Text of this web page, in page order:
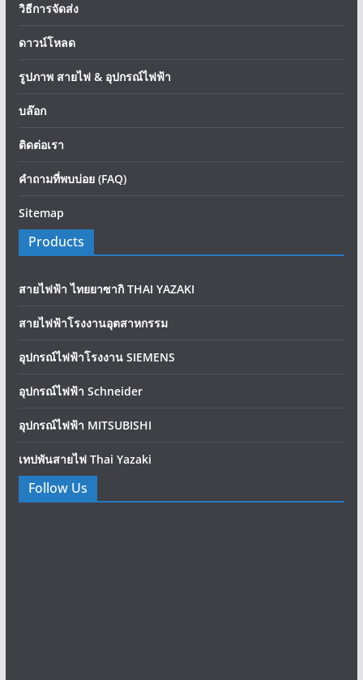
วิธีการจัดส่ง
ดาวน์โหลด
รูปภาพ สายไฟ & อุปกรณ์ไฟฟ้า
บล๊อก
ติดต่อเรา
คำถามที่พบบ่อย (FAQ)
Sitemap
Products
สายไฟฟ้า ไทยยาซากิ THAI YAZAKI
สายไฟฟ้าโรงงานอุตสาหกรรม
อุปกรณ์ไฟฟ้าโรงงาน SIEMENS
อุปกรณ์ไฟฟ้า Schneider
อุปกรณ์ไฟฟ้า MITSUBISHI
เทปพันสายไฟ Thai Yazaki
Follow Us